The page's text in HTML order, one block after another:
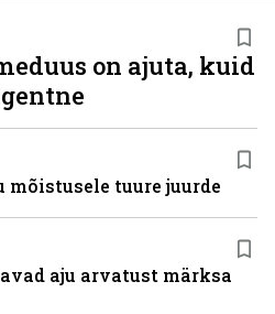
on ajuta, kuid
mõistusele tuure juurde
aju arvatust märksa